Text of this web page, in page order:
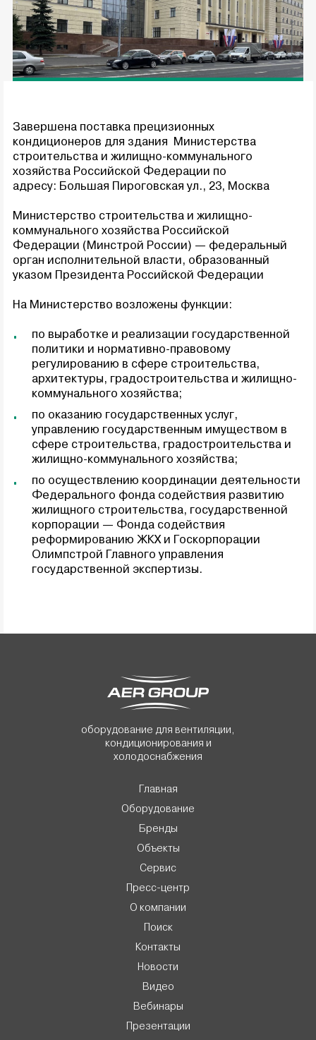
Завершена поставка прецизионных
кондиционеров для здания Министерства
строительства и жилищно-коммунального
хозяйства Российской Федерации по
адресу: Большая Пироговская ул., 23, Москва
Министерство строительства и жилищно-
коммунального хозяйства Российской
Федерации (Минстрой России) — федеральный
орган исполнительной власти, образованный
указом Президента Российской Федерации
На Министерство возложены функции:
по выработке и реализации государственной
политики и нормативно-правовому
регулированию в сфере строительства,
архитектуры, градостроительства и жилищно-
коммунального хозяйства;
по оказанию государственных услуг,
управлению государственным имуществом в
сфере строительства, градостроительства и
жилищно-коммунального хозяйства;
по осуществлению координации деятельности
Федерального фонда содействия развитию
жилищного строительства, государственной
корпорации — Фонда содействия
реформированию ЖКХ и Госкорпорации
Олимпстрой Главного управления
государственной экспертизы.
оборудование для вентиляции,
кондиционирования и
холодоснабжения
Главная
Оборудование
Бренды
Объекты
Сервис
Пресс-центр
О компании
Поиск
Контакты
Новости
Видео
Вебинары
Презентации